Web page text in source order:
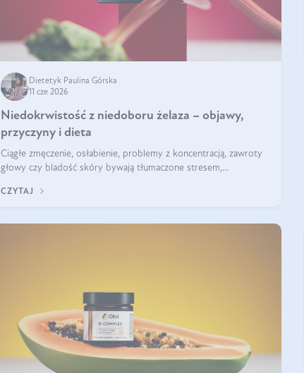
Dietetyk Paulina Górska
11 cze 2026
Niedokrwistość z niedoboru żelaza – objawy,
przyczyny i dieta
Ciągłe zmęczenie, osłabienie, problemy z koncentracją, zawroty
głowy czy bladość skóry bywają tłumaczone stresem,
może być niedokrwistość z niedoboru żelaza.
CZYTAJ